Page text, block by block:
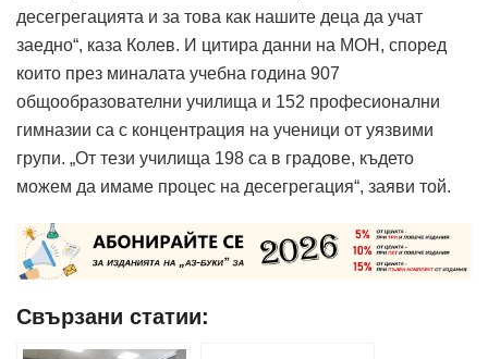
десегрегацията и за това как нашите деца да учат
заедно“, каза Колев. И цитира данни на МОН, според
които през миналата учебна година 907
общообразователни училища и 152 професионални
гимназии са с концентрация на ученици от уязвими
групи. „От тези училища 198 са в градове, където
можем да имаме процес на десегрегация“, заяви той.
Свързани статии: